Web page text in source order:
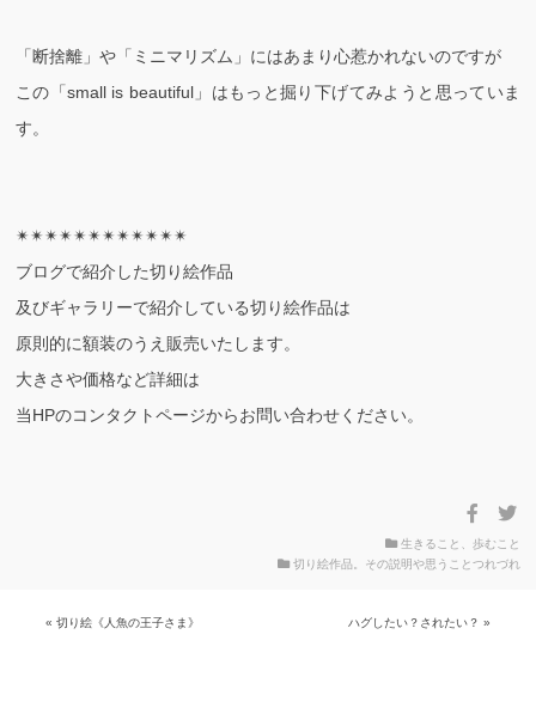
「断捨離」や「ミニマリズム」にはあまり心惹かれないのですが
この「small is beautiful」はもっと掘り下げてみようと思っていま
す。
✴︎✴︎✴︎✴︎✴︎✴︎✴︎✴︎✴︎✴︎✴︎✴︎
ブログで紹介した切り絵作品
及びギャラリーで紹介している切り絵作品は
原則的に額装のうえ販売いたします。
大きさや価格など詳細は
当HPのコンタクトページからお問い合わせください。
生きること、歩むこと
切り絵作品。その説明や思うことつれづれ
投
« 切り絵《人魚の王子さま》 ハグしたい？されたい？ »